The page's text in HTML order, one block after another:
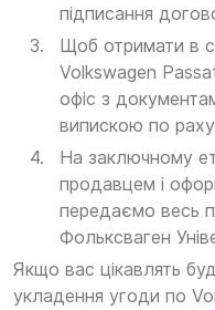
підписання
Щоб отримати в
Volkswagen
офіс з
випискою по
На заключному
продавцем і
передаємо весь
Фольксваген
Якщо вас цікавлять
укладення угоди по